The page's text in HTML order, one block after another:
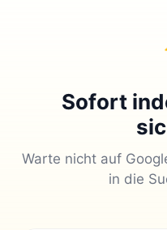
Sofort
Warte nicht auf
in die